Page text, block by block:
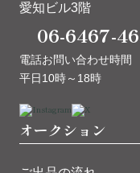
愛知ビル3階
06-6467-
電話お問い合わせ時間
平日10時～18時
オークション